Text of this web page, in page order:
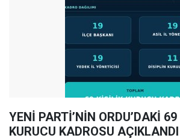
YENİ PARTİ’NİN ORDU’DAKİ
KURUCU KADROSU AÇIKLANDI